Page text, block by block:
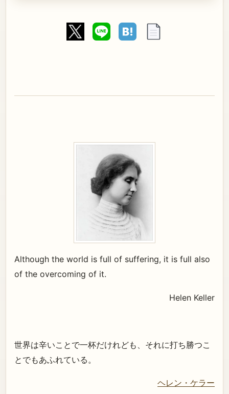
Although the world is full of suffering, it is full also
of the overcoming of it.
Helen Keller
世界は辛いことで一杯だけれども、それに打ち勝つこ
とでもあふれている。
ヘレン・ケラー